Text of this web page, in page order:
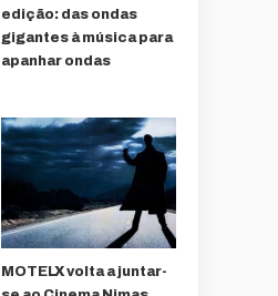
edição: das ondas
gigantes à música para
apanhar ondas
MOTELX volta a juntar-